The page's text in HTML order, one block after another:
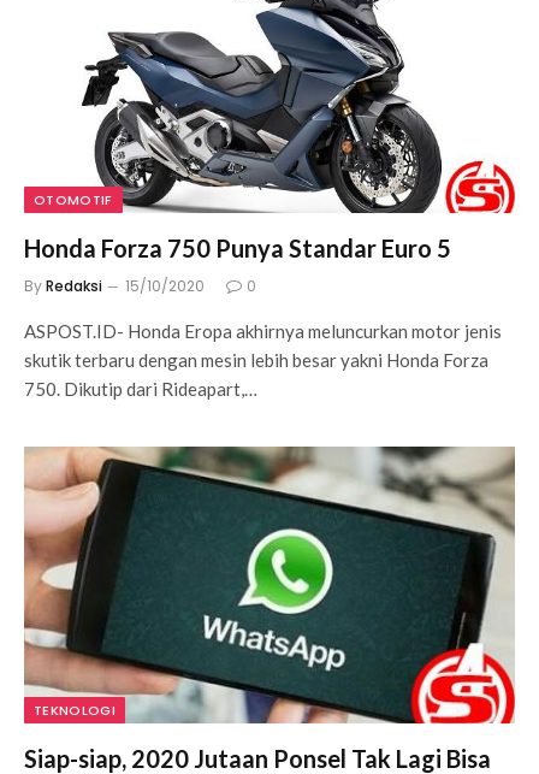
OTOMOTIF
Honda Forza 750 Punya Standar Euro 5
ByRedaksi 15/10/2020 0
ASPOST.ID- Honda Eropa akhirnya meluncurkan motor jenis
skutik terbaru dengan mesin lebih besar yakni Honda Forza
750. Dikutip dari Rideapart,…
TEKNOLOGI
Siap-siap, 2020 Jutaan Ponsel Tak Lagi Bisa